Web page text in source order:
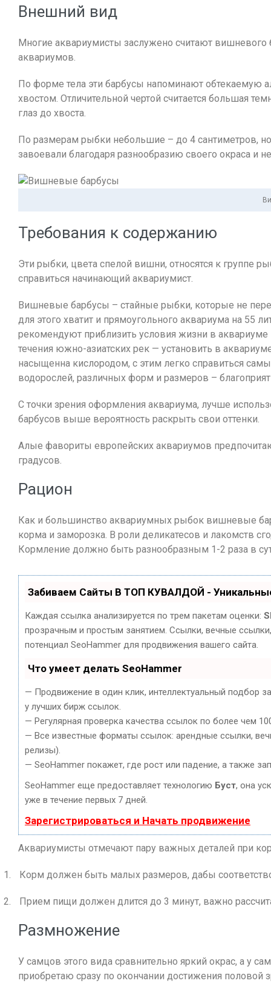
Внешний вид
Многие аквариумисты заслужено считают
аквариумов.
По форме тела эти барбусы напоминают
хвостом. Отличительной чертой считается большая
глаз до хвоста.
По размерам рыбки небольшие – до 4 сантиметров,
завоевали благодаря разнообразию своего окраса и
Требования к содержанию
Эти рыбки, цвета спелой вишни, относятся к группе
справиться начинающий аквариумист.
Вишневые барбусы – стайные рыбки, которые не
для этого хватит и прямоугольного аквариума на 55
рекомендуют приблизить условия жизни в
течения южно-азиатских рек — установить в
насыщенна кислородом, с этим легко справиться
водорослей, различных форм и размеров –
С точки зрения оформления аквариума, лучше
барбусов выше вероятность раскрыть свои оттенки.
Алые фавориты европейских аквариумов
градусов.
Рацион
Как и большинство аквариумных рыбок вишневые
корма и заморозка. В роли деликатесов и лакомств
Кормление должно быть разнообразным 1-2 раза в
Забиваем Сайты В ТОП КУВАЛДОЙ -
Каждая ссылка анализируется по трем пакетам оценки:
прозрачным и простым занятием. Ссылки, вечные
потенциал SeoHammer для продвижения вашего сайта.
Что умеет делать SeoHammer
— Продвижение в один клик, интеллектуальный подбор
у лучших бирж ссылок.
— Регулярная проверка качества ссылок по более чем
— Все известные форматы ссылок: арендные ссылки,
релизы).
— SeoHammer покажет, где рост или падение, а также
SeoHammer еще предоставляет технологию Буст, она
уже в течение первых 7 дней.
Зарегистрироваться и Начать продвижение
Аквариумисты отмечают пару важных деталей при
1. Корм должен быть малых размеров, дабы
2. Прием пищи должен длится до 3 минут, важно
Размножение
У самцов этого вида сравнительно яркий окрас, а у
приобретаю сразу по окончании достижения половой